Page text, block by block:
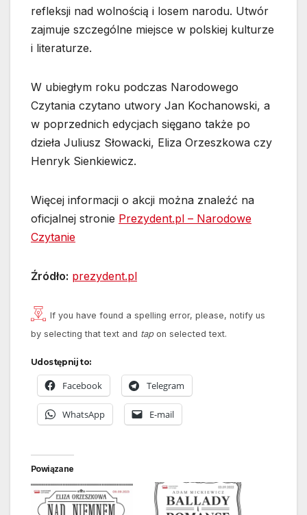
refleksji nad wolnością i losem narodu. Utwór
zajmuje szczególne miejsce w polskiej kulturze
i literaturze.
W ubiegłym roku podczas Narodowego
Czytania czytano utwory Jan Kochanowski, a
w poprzednich edycjach sięgano także po
dzieła Juliusz Słowacki, Eliza Orzeszkowa czy
Henryk Sienkiewicz.
Więcej informacji o akcji można znaleźć na
oficjalnej stronie Prezydent.pl – Narodowe
Czytanie
Źródło: prezydent.pl
If you have found a spelling error, please, notify us
by selecting that text and tapon selected text.
Udostępnij to:
Facebook Telegram
WhatsApp E-mail
Powiązane